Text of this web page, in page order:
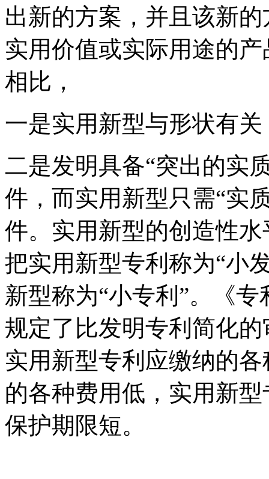
出新的方案，并且该新
实用价值或实际用途的
相比，
一是实用新型与形状有
二是发明具备“突出的实
件，而实用新型只需“实
件。实用新型的创造性
把实用新型专利称为“小
新型称为“小专利”。《
规定了比发明专利简化
实用新型专利应缴纳的
的各种费用低，实用新
保护期限短。